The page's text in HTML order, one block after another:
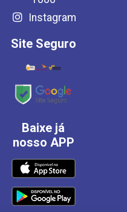
Instagram
Site Seguro
Baixe já
nosso APP